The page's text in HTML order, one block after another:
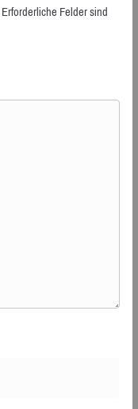
Erforderliche Felder sind